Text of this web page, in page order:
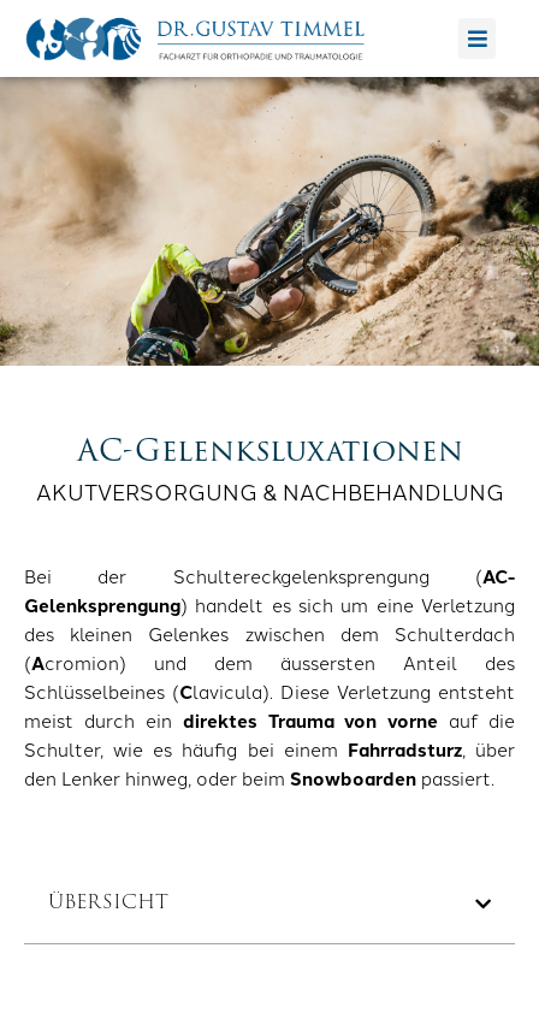
Zum
springen
AC-Gelenksluxationen
AKUTVERSORGUNG & NACHBEHANDLUNG
Bei der Schultereckgelenksprengung (AC-
Gelenksprengung) handelt es sich um eine Verletzung
des kleinen Gelenkes zwischen dem Schulterdach
(Acromion) und dem äussersten Anteil des
Schlüsselbeines (Clavicula). Diese Verletzung entsteht
meist durch ein direktes Trauma von vorne auf die
Schulter, wie es häufig bei einem Fahrradsturz, über
den Lenker hinweg, oder beim Snowboarden passiert.
ÜBERSICHT